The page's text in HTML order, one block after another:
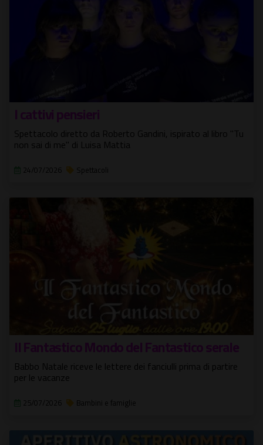
I cattivi pensieri
Spettacolo diretto da Roberto Gandini, ispirato al libro "Tu
non sai di me" di Luisa Mattia
24/07/2026 Spettacoli
Il Fantastico Mondo del Fantastico serale
Babbo Natale riceve le lettere dei fanciulli prima di partire
per le vacanze
25/07/2026 Bambini e famiglie